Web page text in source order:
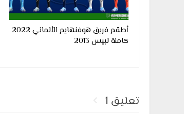
أطقم فريق هوفنهايم الألماني 2022
كاملة لبيس 2013
تعليق 1